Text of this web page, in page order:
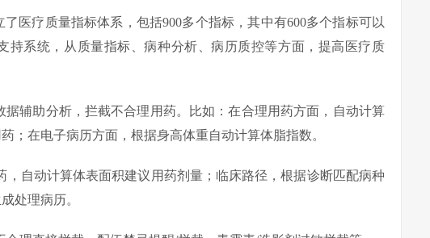
了医疗质量指标体系，包括900多个指标，其中有600多个指标可以
持系统，从质量指标、病种分析、病历质控等方面，提高医疗质
据辅助分析，拦截不合理用药。比如：在合理用药方面，自动计算
；在电子病历方面，根据身高体重自动计算体脂指数。
，自动计算体表面积建议用药剂量；临床路径，根据诊断匹配病种
处理病历。